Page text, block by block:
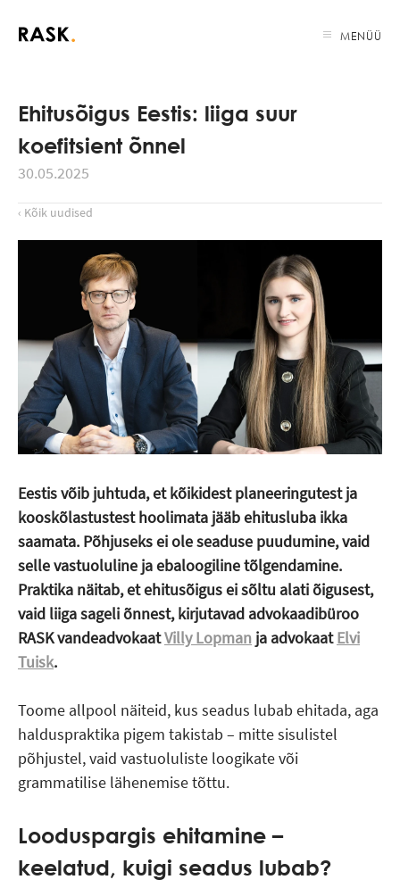
MENÜÜ
Ehitusõigus Eestis: liiga suur
koefitsient õnnel
30.05.2025
‹ Kõik uudised
Eestis võib juhtuda, et kõikidest planeeringutest ja
kooskõlastustest hoolimata jääb ehitusluba ikka
saamata. Põhjuseks ei ole seaduse puudumine, vaid
selle vastuoluline ja ebaloogiline tõlgendamine.
Praktika näitab, et ehitusõigus ei sõltu alati õigusest,
vaid liiga sageli õnnest, kirjutavad advokaadibüroo
RASK vandeadvokaatVilly Lopman ja advokaatElvi
Tuisk.
Toome allpool näiteid, kus seadus lubab ehitada, aga
halduspraktika pigem takistab – mitte sisulistel
põhjustel, vaid vastuoluliste loogikate või
grammatilise lähenemise tõttu.
Looduspargis ehitamine –
keelatud, kuigi seadus lubab?